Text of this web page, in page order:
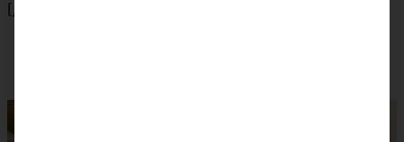
[/tabs]